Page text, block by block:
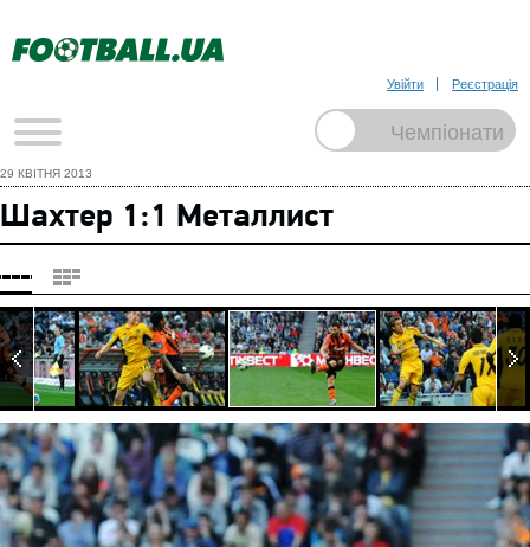
Увійти Реєстрація
29 КВІТНЯ 2013
Шахтер 1:1 Металлист